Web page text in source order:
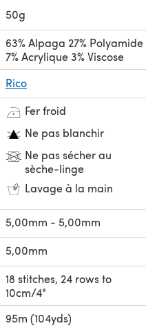
50g
63% Alpaga 27% Polyamide
7% Acrylique 3% Viscose
Rico
Fer froid
Ne pas blanchir
Ne pas sécher au
sèche-linge
Lavage à la main
5,00mm - 5,00mm
5,00mm
18 stitches, 24 rows to
10cm/4"
95m (104yds)